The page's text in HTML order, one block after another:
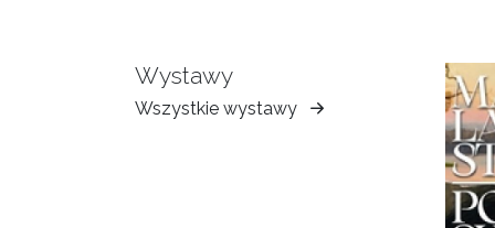
Wystawy
Wszystkie wystawy
Muzeum